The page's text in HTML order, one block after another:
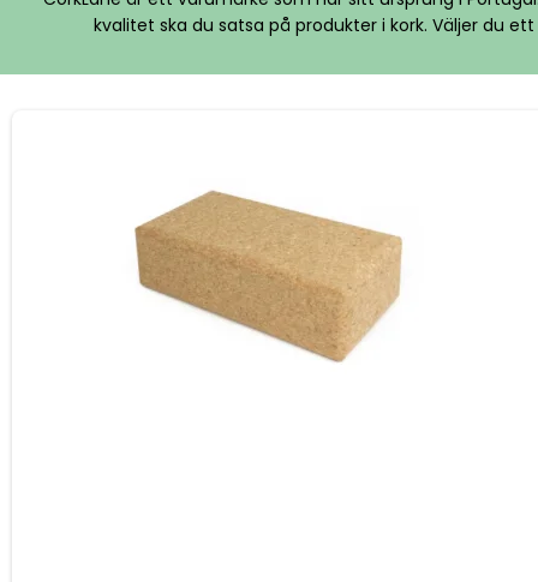
kvalitet ska du satsa på produkter i kork. Väljer du ett